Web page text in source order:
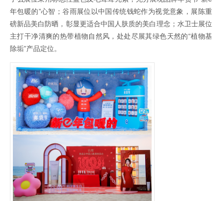
年包暖的”心智；谷雨展位以中国传统钱蛇作为视觉意象，展陈重
磅新品美白防晒，彰显更适合中国人肤质的美白理念；水卫士展位
主打干净清爽的热带植物自然风，处处尽展其绿色天然的“植物基
除垢”产品定位。